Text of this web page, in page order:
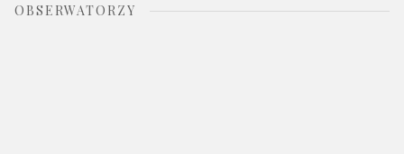
OBSERWATORZY